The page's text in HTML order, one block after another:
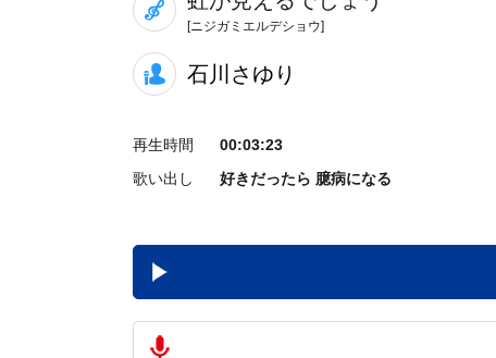
[ニジガミエルデショウ]
石川さゆり
再生時間
00:03:23
歌い出し
好きだったら 臆病になる